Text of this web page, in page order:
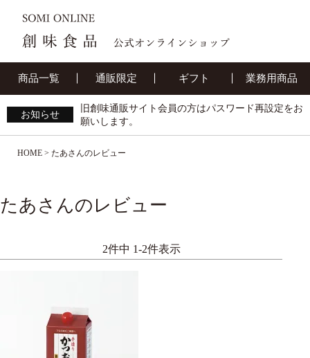
商品一覧 通販限定 ギフト 業務用商品
お知らせ
旧創味通販サイト会員の方はパスワード再設定をお
願いします。
HOME たあさんのレビュー
たあさんのレビュー
2件中 1-2件表示